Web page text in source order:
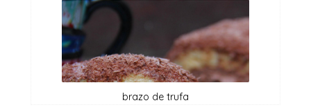
brazo de trufa